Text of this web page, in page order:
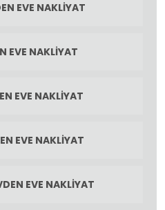
EVE NAKLIYAT
EVE NAKLIYAT
EVE NAKLIYAT
EVE NAKLIYAT
EVE NAKLIYAT